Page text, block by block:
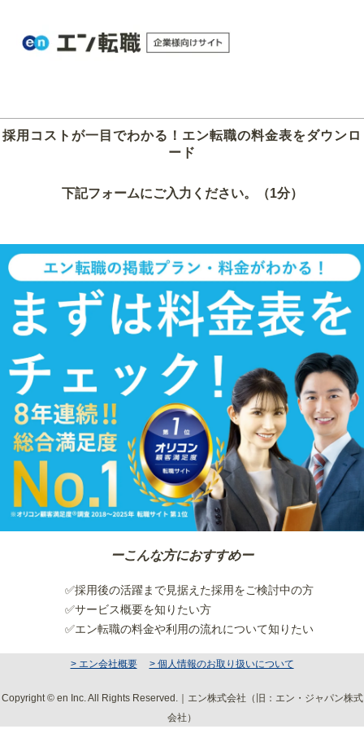
採用コストが一目でわかる！エン転職の料金表をダウンロ
ード
下記フォームにご入力ください。（1分）
ーこんな方におすすめー
✅採用後の活躍まで見据えた採用をご検討中の方
✅サービス概要を知りたい方
✅エン転職の料金や利用の流れについて知りたい
> エン会社概要 > 個人情報のお取り扱いについて
Copyright © en Inc. All Rights Reserved.｜エン株式会社（旧：エン・ジャパン株式
会社）